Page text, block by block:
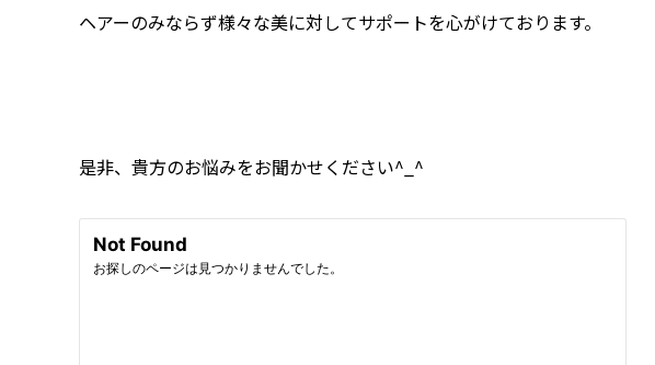
ヘアーのみならず様々な美に対してサポートを心がけております。
是非、貴方のお悩みをお聞かせください^_^